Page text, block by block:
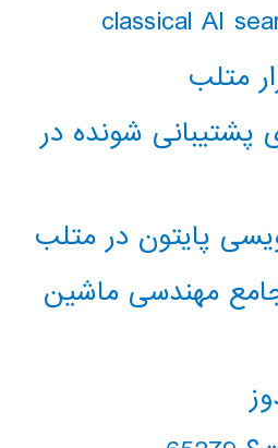
متلب
شونده در
پایتون در متلب
مهندسی ماشین